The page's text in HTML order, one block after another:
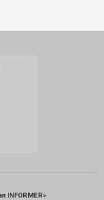
INFORMER»